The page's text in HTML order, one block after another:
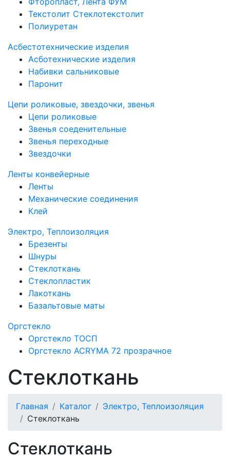
Текстолит Стеклотекстолит
Полиуретан
Асбестотехнические изделия
Асботехнические изделия
Набивки сальниковые
Паронит
Цепи роликовые, звездочки, звенья
Цепи роликовые
Звенья соеденительные
Звенья переходные
Звездочки
Ленты конвейерные
Ленты
Механические соединения
Клей
Электро, Теплоизоляция
Брезенты
Шнуры
Стеклоткань
Стеклопластик
Лакоткань
Базальтовые маты
Оргстекло
Оргстекло ТОСП
Оргстекло ACRYMA 72 прозрачное
Стеклоткань
Главная Каталог
Электро, Теплоизоляция
Стеклоткань
Стеклоткань